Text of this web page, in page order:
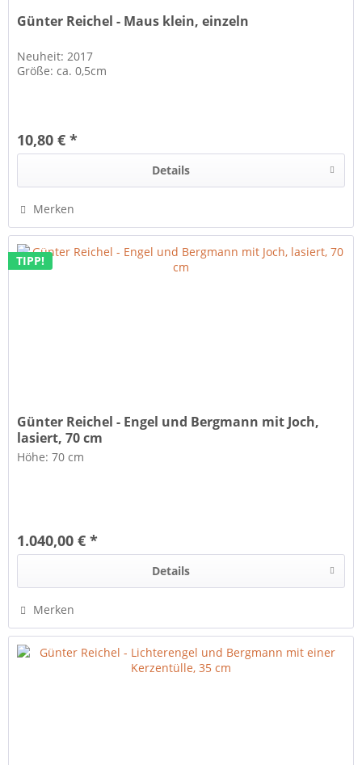
Günter Reichel - Maus klein, einzeln
Neuheit: 2017
Größe: ca. 0,5cm
10,80 € *
Details
Merken
TIPP!
Günter Reichel - Engel und Bergmann mit Joch,
lasiert, 70 cm
Höhe: 70 cm
1.040,00 € *
Details
Merken